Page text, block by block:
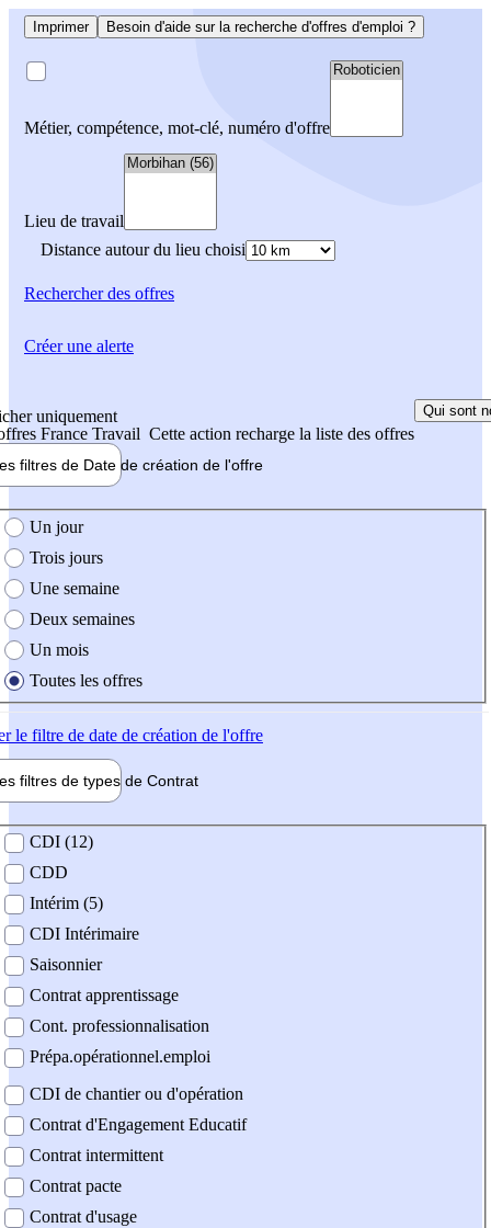
Imprimer Besoin d'aide sur la recherche d'offres d'emploi ?
Métier, compétence, mot-clé, numéro d'offre
Lieu de travail
Distance autour du lieu choisi
Rechercherdes offres
uniquement
France Travail Cette action recharge la liste des offres
Qui sont
filtres de Date de création de l'offre
création de l'offre
Un jour
Trois jours
Une semaine
Deux semaines
Un mois
Toutes les offres
le filtre de date de création de l'offre
filtres de types de Contrat
contrat
CDI (12)
CDD
Intérim (5)
CDI Intérimaire
Saisonnier
Contrat apprentissage
Cont. professionnalisation
Prépa.opérationnel.emploi
CDI de chantier ou d'opération
Contrat d'Engagement Educatif
Contrat intermittent
Contrat pacte
Contrat d'usage
Créer une alerte